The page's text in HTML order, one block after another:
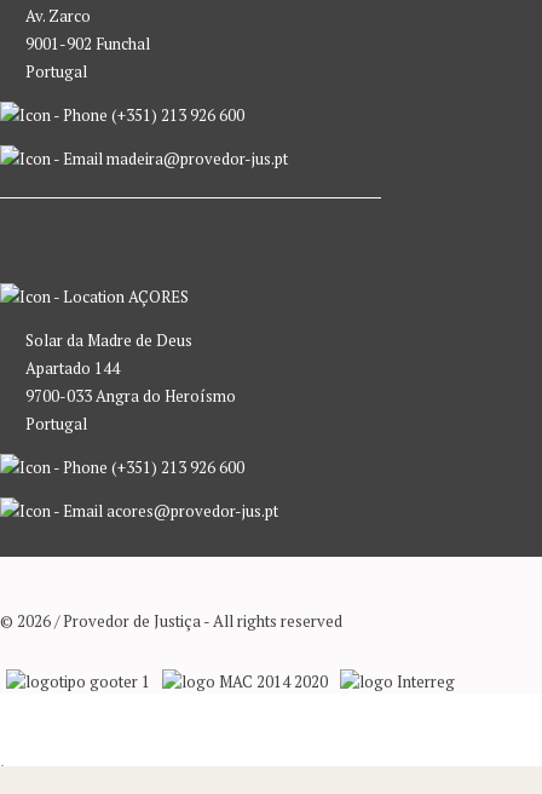
Av. Zarco
9001-902 Funchal
Portugal
(+351) 213 926 600
madeira@provedor-jus.pt
AÇORES
Solar da Madre de Deus
Apartado 144
9700-033 Angra do Heroísmo
Portugal
(+351) 213 926 600
acores@provedor-jus.pt
© 2026 / Provedor de Justiça - All rights reserved